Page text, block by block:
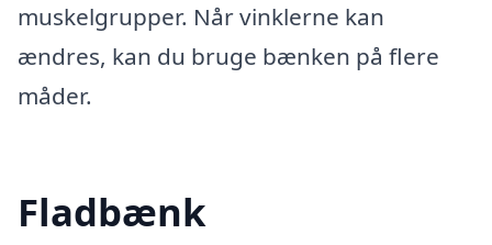
muskelgrupper. Når vinklerne kan
ændres, kan du bruge bænken på flere
måder.
Fladbænk